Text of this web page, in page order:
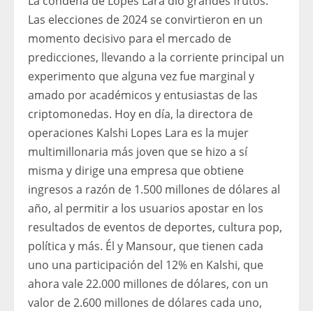
Las elecciones de 2024 se convirtieron en un
momento decisivo para el mercado de
predicciones, llevando a la corriente principal un
experimento que alguna vez fue marginal y
amado por académicos y entusiastas de las
criptomonedas. Hoy en día, la directora de
operaciones Kalshi Lopes Lara es la mujer
multimillonaria más joven que se hizo a sí
misma y dirige una empresa que obtiene
ingresos a razón de 1.500 millones de dólares al
año, al permitir a los usuarios apostar en los
resultados de eventos de deportes, cultura pop,
política y más. Él y Mansour, que tienen cada
uno una participación del 12% en Kalshi, que
ahora vale 22.000 millones de dólares, con un
valor de 2.600 millones de dólares cada uno,